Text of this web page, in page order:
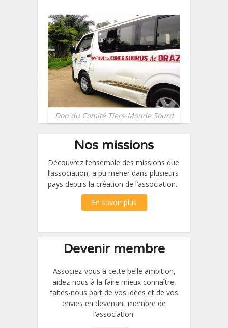
Don du Comité Tiers-Monde Sourd
Nos missions
Découvrez l’ensemble des missions que
l’association, a pu mener dans plusieurs
pays depuis la création de l’association.
En savoir plus
Devenir membre
Associez-vous à cette belle ambition,
aidez-nous à la faire mieux connaître,
faites-nous part de vos idées et de vos
envies en devenant membre de
l’association.